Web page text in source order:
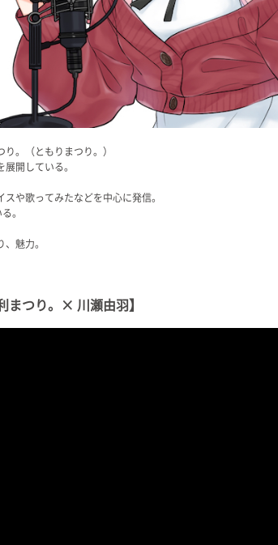
。（ともりまつり。）
開している。
や歌ってみたなどを中心に発信。
。
魅力。
まつり。× 川瀬由羽】